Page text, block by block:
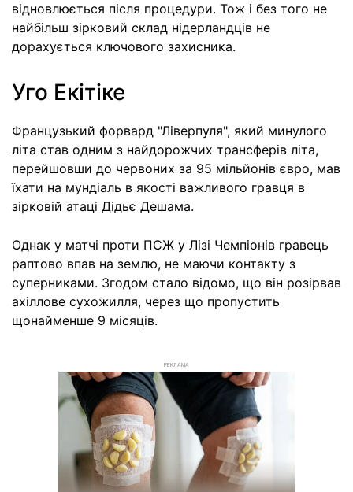
відновлюється після процедури. Тож і без того не
найбільш зірковий склад нідерландців не
дорахується ключового захисника.
Уго Екітіке
Французький форвард "Ліверпуля", який минулого
літа став одним з найдорожчих трансферів літа,
перейшовши до червоних за 95 мільйонів євро, мав
їхати на мундіаль в якості важливого гравця в
зірковій атаці Дідьє Дешама.
Однак у матчі проти ПСЖ у Лізі Чемпіонів гравець
раптово впав на землю, не маючи контакту з
суперниками. Згодом стало відомо, що він розірвав
ахіллове сухожилля, через що пропустить
щонайменше 9 місяців.
РЕКЛАМА